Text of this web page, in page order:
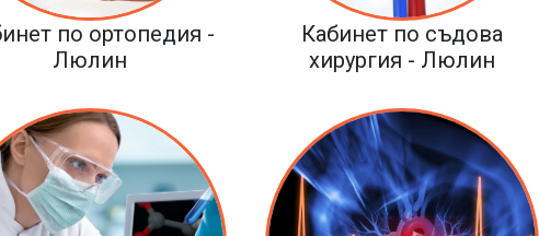
по ортопедия -
Люлин
Кабинет по съдова
хирургия - Люлин